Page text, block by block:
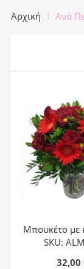
Αρχική Ανά
Μπουκέτο με
SKU:
32,00